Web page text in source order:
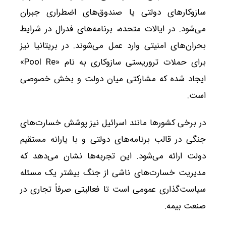
سازوکارهای دولتی یا صندوق‌های اضطراری جبران
می‌شود. در ایالات متحده، برنامه‌های فدرال در شرایط
بحران‌های امنیتی وارد عمل می‌شوند. در بریتانیا نیز
برای حملات تروریستی سازوکاری به نام «Pool Re»
ایجاد شده که مشارکتی میان دولت و بخش خصوصی
است.
در برخی کشورها مانند اسرائیل نیز پوشش خسارت‌های
جنگی در قالب برنامه‌های دولتی و با یارانه مستقیم
دولت ارائه می‌شود. این تجربه‌ها نشان می‌دهد که
مدیریت خسارت‌های ناشی از جنگ بیشتر یک مسئله
سیاست‌گذاری عمومی است تا فعالیتی صرفاً تجاری در
صنعت بیمه.